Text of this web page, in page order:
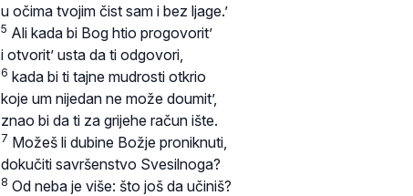
u očima tvojim čist sam i bez ljage.’
5 Ali kada bi Bog htio progovorit’
i otvorit’ usta da ti odgovori,
6 kada bi ti tajne mudrosti otkrio
koje um nijedan ne može doumit’,
znao bi da ti za grijehe račun ište.
7 Možeš li dubine Božje proniknuti,
dokučiti savršenstvo Svesilnoga?
8 Od neba je više: što još da učiniš?